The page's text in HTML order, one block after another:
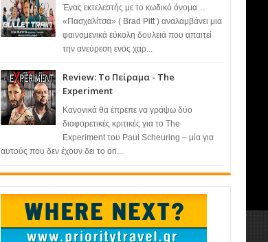
Ένας εκτελεστής με το κωδικό όνομα…
«Πασχαλίτσα» ( Brad Pitt ) αναλαμβάνει μια
φαινομενικά εύκολη δουλειά που απαιτεί
την ανεύρεση ενός χαρ...
Review: Το Πείραμα - The
Experiment
Κανονικά θα έπρεπε να γράψω δύο
διαφορετικές κριτικές για το The
Experiment του Paul Scheuring – μία για
αυτούς που δεν έχουν δει το ori...